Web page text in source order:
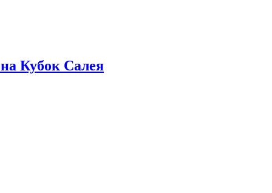
Кубок Салея